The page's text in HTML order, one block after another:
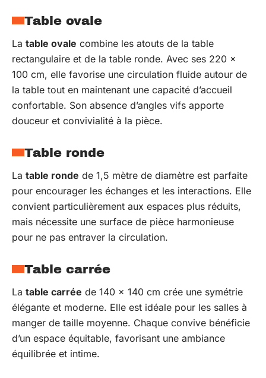
Table ovale
La table ovale combine les atouts de la table
rectangulaire et de la table ronde. Avec ses 220 x
100 cm, elle favorise une circulation fluide autour de
la table tout en maintenant une capacité d’accueil
confortable. Son absence d’angles vifs apporte
douceur et convivialité à la pièce.
Table ronde
La table ronde de 1,5 mètre de diamètre est parfaite
pour encourager les échanges et les interactions. Elle
convient particulièrement aux espaces plus réduits,
mais nécessite une surface de pièce harmonieuse
pour ne pas entraver la circulation.
Table carrée
La table carrée de 140 x 140 cm crée une symétrie
élégante et moderne. Elle est idéale pour les salles à
manger de taille moyenne. Chaque convive bénéficie
d’un espace équitable, favorisant une ambiance
équilibrée et intime.